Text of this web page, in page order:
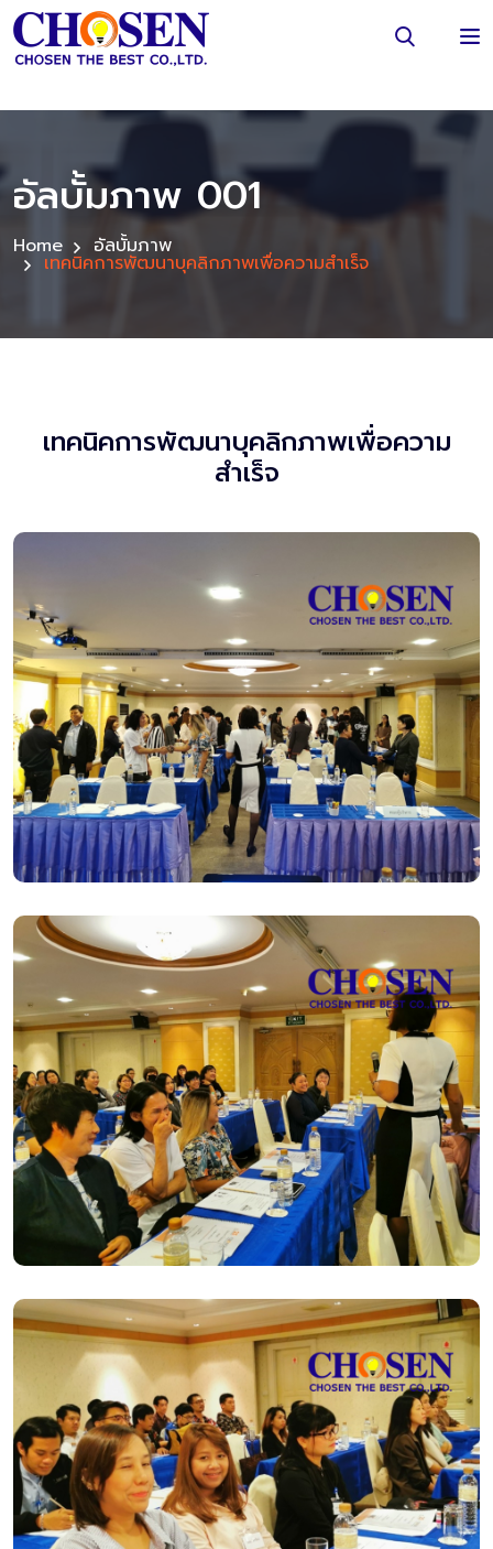
อัลบั้มภาพ 001
Home อัลบั้มภาพ
เทคนิคการพัฒนาบุคลิกภาพเพื่อความสำเร็จ
เทคนิคการพัฒนาบุคลิกภาพเพื่อความ
สำเร็จ